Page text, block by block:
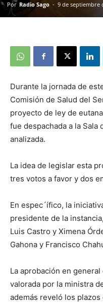
Por Radio Sago - 9 de septiembre
Durante la jornada de
Comisión de Salud del
proyecto de ley de
fue despachada a la Sala
analizada.
La idea de legislar esta
tres votos a favor y dos
En espec´ífico, la
presidente de la
Luis Castro y Ximena
Gahona y Francisco
La aprobación en
valorada por la ministra
además reveló los